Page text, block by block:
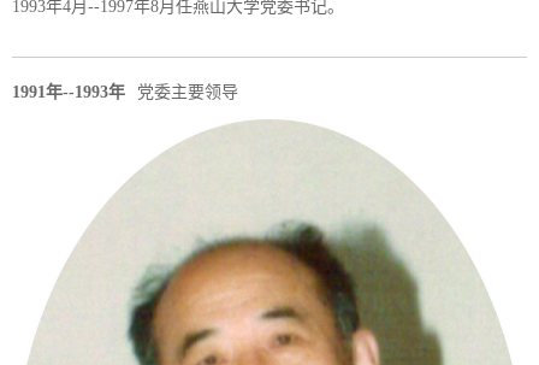
1993年4月--1997年8月任燕山大学党委书记。
1991年--1993年 党委主要领导